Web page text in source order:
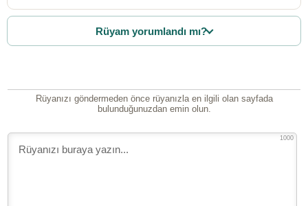
Rüyam yorumlandı mı?
Rüyanızı göndermeden önce rüyanızla en ilgili olan sayfada
bulunduğunuzdan emin olun.
1000